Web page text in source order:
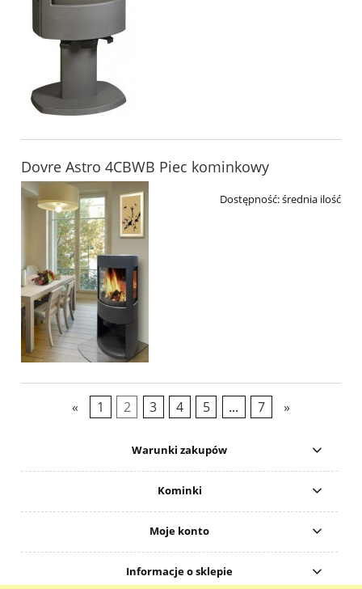
Dovre Astro 4CBWB Piec kominkowy
Dostępność:średnia ilość
« 1 2 3 4 5 ... 7 »
Warunki zakupów
Kominki
Moje konto
Informacje o sklepie